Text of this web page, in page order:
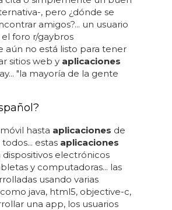
, pero ¿dónde se
amigos?... un usuario
foro r/gaybros
no está listo para tener
sitios web y aplicaciones
"la mayoría de la gente
hasta aplicaciones de
estas aplicaciones
dispositivos electrónicos
y computadoras... las
usando varias
java, html5, objective-c,
una app, los usuarios